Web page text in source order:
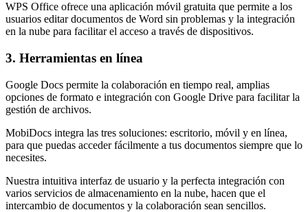
WPS Office ofrece una aplicación móvil gratuita que permite a los
usuarios editar documentos de Word sin problemas y la integración
en la nube para facilitar el acceso a través de dispositivos.
3. Herramientas en línea
Google Docs permite la colaboración en tiempo real, amplias
opciones de formato e integración con Google Drive para facilitar la
gestión de archivos.
MobiDocs integra las tres soluciones: escritorio, móvil y en línea,
para que puedas acceder fácilmente a tus documentos siempre que lo
necesites.
Nuestra intuitiva interfaz de usuario y la perfecta integración con
varios servicios de almacenamiento en la nube, hacen que el
intercambio de documentos y la colaboración sean sencillos.